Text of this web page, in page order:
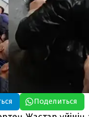
Поделиться